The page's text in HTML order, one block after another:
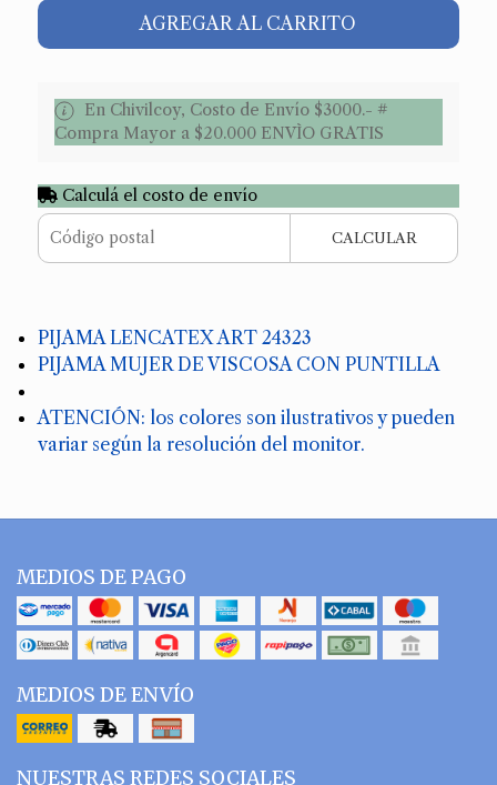
AGREGAR AL CARRITO
En Chivilcoy, Costo de Envío $3000.- #
Compra Mayor a $20.000 ENVÌO GRATIS
Calculá el costo de envío
CALCULAR
PIJAMA LENCATEX ART 24323
PIJAMA MUJER DE VISCOSA CON PUNTILLA
ATENCIÓN: los colores son ilustrativos y pueden
variar según la resolución del monitor.
MEDIOS DE PAGO
MEDIOS DE ENVÍO
NUESTRAS REDES SOCIALES